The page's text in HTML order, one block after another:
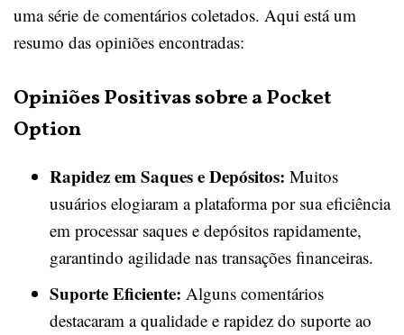
uma série de comentários coletados. Aqui está um
resumo das opiniões encontradas:
Opiniões Positivas sobre a Pocket
Option
Rapidez em Saques e Depósitos: Muitos
usuários elogiaram a plataforma por sua eficiência
em processar saques e depósitos rapidamente,
garantindo agilidade nas transações financeiras.
Suporte Eficiente: Alguns comentários
destacaram a qualidade e rapidez do suporte ao